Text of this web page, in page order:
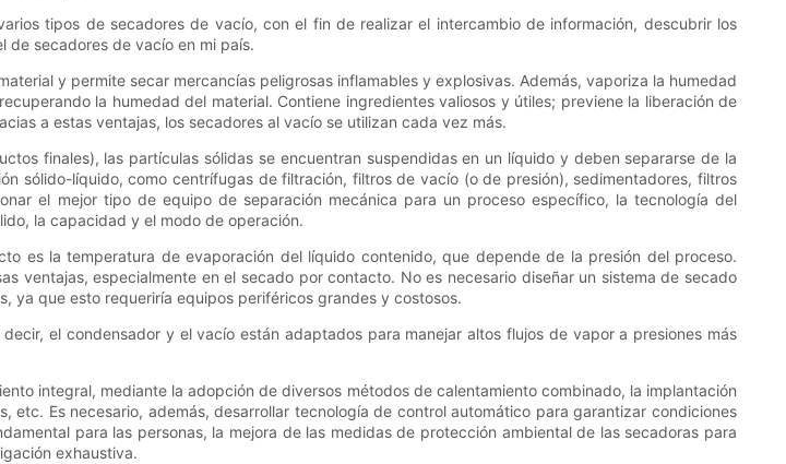
tipos de secadores de vacío, con el fin de realizar el intercambio de información, descubrir los
de secadores de vacío en mi país.
y permite secar mercancías peligrosas inflamables y explosivas. Además, vaporiza la humedad
la humedad del material. Contiene ingredientes valiosos y útiles; previene la liberación de
a estas ventajas, los secadores al vacío se utilizan cada vez más.
finales), las partículas sólidas se encuentran suspendidas en un líquido y deben separarse de la
sólido-líquido, como centrífugas de filtración, filtros de vacío (o de presión), sedimentadores, filtros
el mejor tipo de equipo de separación mecánica para un proceso específico, la tecnología del
la capacidad y el modo de operación.
es la temperatura de evaporación del líquido contenido, que depende de la presión del proceso.
ventajas, especialmente en el secado por contacto. No es necesario diseñar un sistema de secado
ya que esto requeriría equipos periféricos grandes y costosos.
el condensador y el vacío están adaptados para manejar altos flujos de vapor a presiones más
integral, mediante la adopción de diversos métodos de calentamiento combinado, la implantación
Es necesario, además, desarrollar tecnología de control automático para garantizar condiciones
para las personas, la mejora de las medidas de protección ambiental de las secadoras para
exhaustiva.